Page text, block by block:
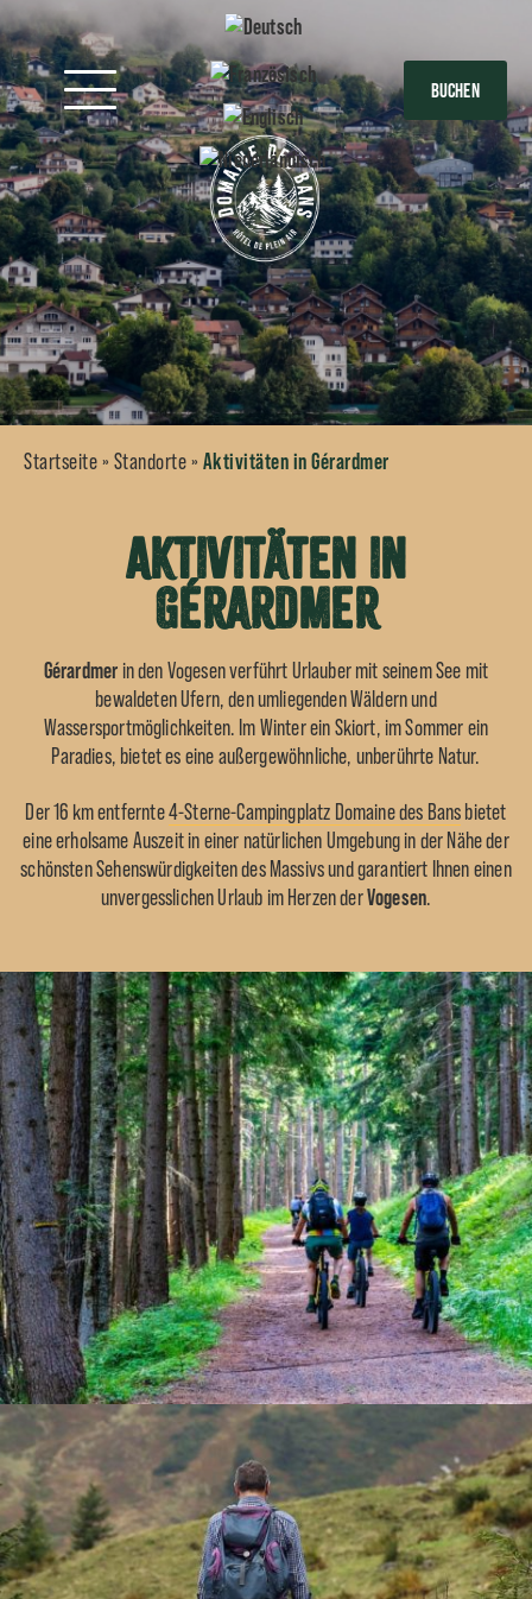
BUCHEN
Startseite» Standorte» Aktivitäten in Gérardmer
Aktivitäten in
Gérardmer
Gérardmer in den Vogesen verführt Urlauber mit seinem See mit
bewaldeten Ufern, den umliegenden Wäldern und
Wassersportmöglichkeiten. Im Winter ein Skiort, im Sommer ein
Paradies, bietet es eine außergewöhnliche, unberührte Natur.
Der 16 km entfernte4-Sterne-Campingplatz Domaine des Bansbietet
eine erholsame Auszeit in einer natürlichen Umgebung in der Nähe der
schönsten Sehenswürdigkeiten des Massivs und garantiert Ihnen einen
unvergesslichen Urlaub im Herzen derVogesen.